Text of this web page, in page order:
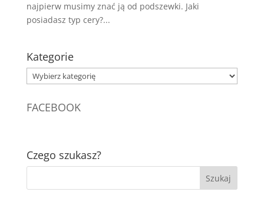
najpierw musimy znać ją od podszewki. Jaki
posiadasz typ cery?...
Kategorie
Kategorie
FACEBOOK
Czego szukasz?